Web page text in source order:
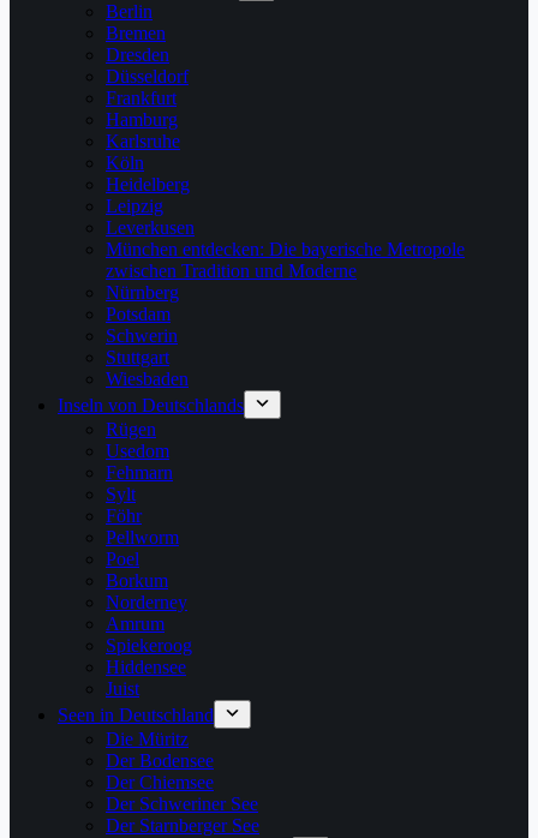
Berlin
Bremen
Dresden
Düsseldorf
Frankfurt
Hamburg
Karlsruhe
Köln
Heidelberg
Leipzig
Leverkusen
München entdecken: Die bayerische Metropole
zwischen Tradition und Moderne
Nürnberg
Potsdam
Schwerin
Stuttgart
Wiesbaden
Inseln von Deutschlands
Rügen
Usedom
Fehmarn
Sylt
Föhr
Pellworm
Poel
Borkum
Norderney
Amrum
Spiekeroog
Hiddensee
Juist
Seen in Deutschland
Die Müritz
Der Bodensee
Der Chiemsee
Der Schweriner See
Der Starnberger See